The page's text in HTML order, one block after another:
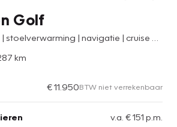
Golf
km
€ 11.950BTW niet verrekenbaar
v.a. € 151 p.m.